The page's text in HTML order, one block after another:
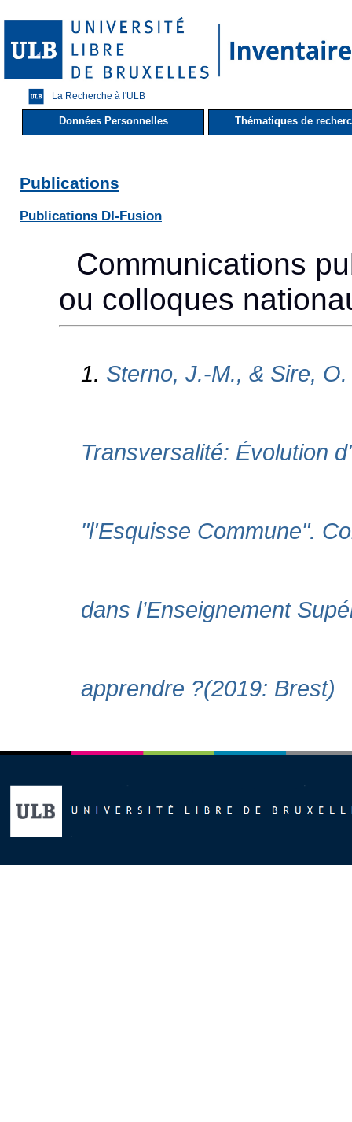
La Recherche à l'ULB
Données Personnelles Thématiques de
Publications
Publications DI-Fusion